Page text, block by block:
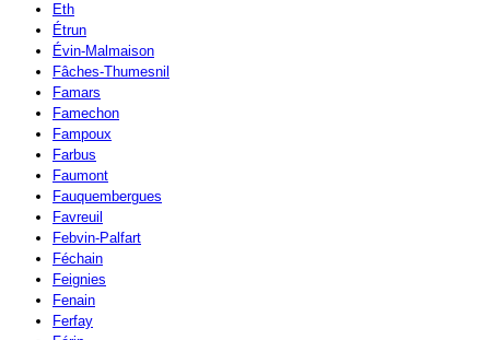
Eth
Étrun
Évin-Malmaison
Fâches-Thumesnil
Famars
Famechon
Fampoux
Farbus
Faumont
Fauquembergues
Favreuil
Febvin-Palfart
Féchain
Feignies
Fenain
Ferfay